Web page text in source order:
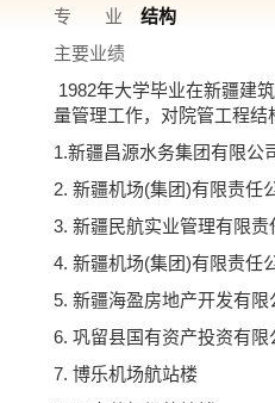
专 业
结构
主要业绩
1982年大学毕业在新疆建
量管理工作，对院管工程
1.新疆昌源水务集团有限公
2. 新疆机场(集团)有限责任
3. 新疆民航实业管理有限
4. 新疆机场(集团)有限责任
5. 新疆海盈房地产开发有
6. 巩留县国有资产投资有
7. 博乐机场航站楼